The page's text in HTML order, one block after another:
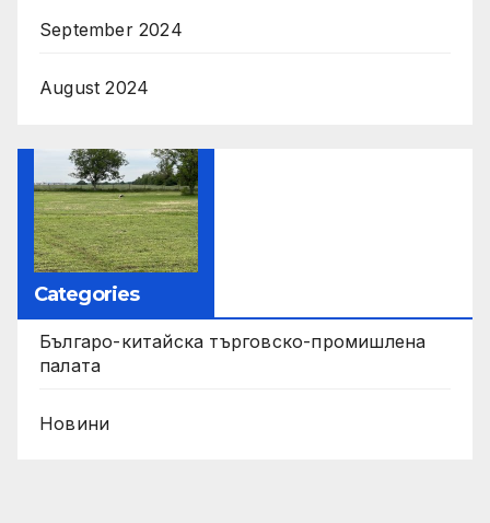
September 2024
August 2024
Categories
Българо-китайска търговско-промишлена
палата
Новини